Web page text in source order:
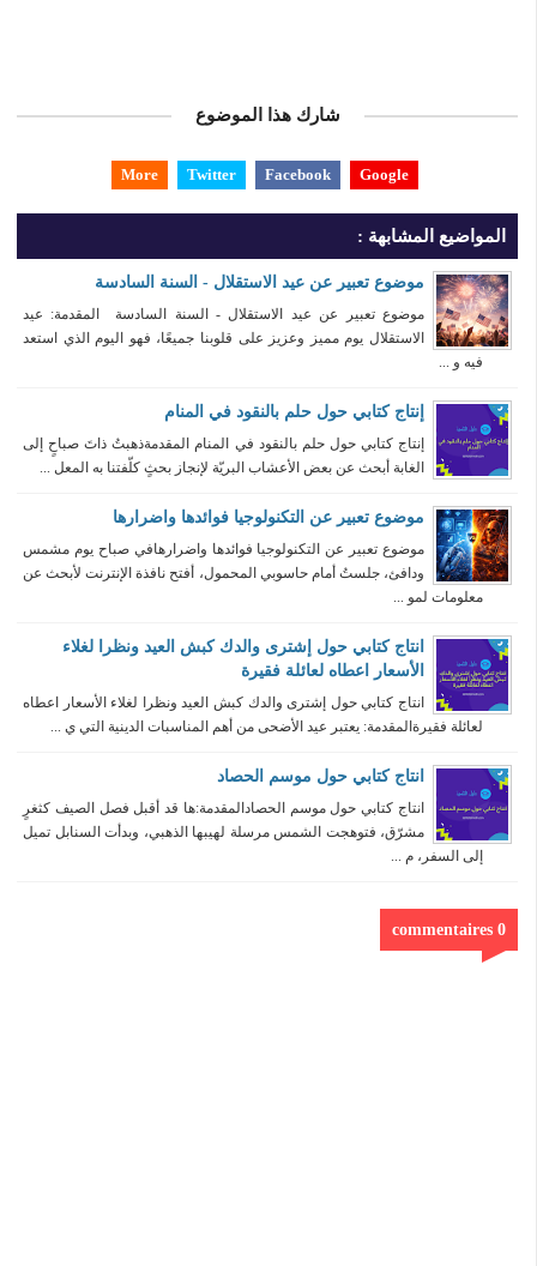
شارك هذا الموضوع
Google
Facebook
Twitter
More
المواضيع المشابهة :
موضوع تعبير عن عيد الاستقلال - السنة السادسة
موضوع تعبير عن عيد الاستقلال - السنة السادسة المقدمة: عيد
الاستقلال يوم مميز وعزيز على قلوبنا جميعًا، فهو اليوم الذي استعد
فيه و ...
إنتاج كتابي حول حلم بالنقود في المنام
إنتاج كتابي حول حلم بالنقود في المنام المقدمةذهبتُ ذاتَ صباحٍ إلى
الغابة أبحث عن بعض الأعشاب البريّة لإنجاز بحثٍ كلّفتنا به المعل ...
موضوع تعبير عن التكنولوجيا فوائدها واضرارها
موضوع تعبير عن التكنولوجيا فوائدها واضرارهافي صباح يوم مشمس
ودافئ، جلستُ أمام حاسوبي المحمول، أفتح نافذة الإنترنت لأبحث عن
معلومات لمو ...
انتاج كتابي حول إشترى والدك كبش العيد ونظرا لغلاء
الأسعار اعطاه لعائلة فقيرة
انتاج كتابي حول إشترى والدك كبش العيد ونظرا لغلاء الأسعار اعطاه
لعائلة فقيرةالمقدمة: يعتبر عيد الأضحى من أهم المناسبات الدينية التي ي ...
انتاج كتابي حول موسم الحصاد
انتاج كتابي حول موسم الحصادالمقدمة:ها قد أقبل فصل الصيف كثغرٍ
مشرّق، فتوهجت الشمس مرسلة لهيبها الذهبي، وبدأت السنابل تميل
إلى السفر، م ...
0 commentaires